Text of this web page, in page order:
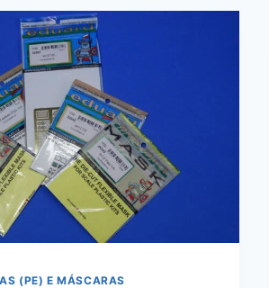
(PE) E MÁSCARAS